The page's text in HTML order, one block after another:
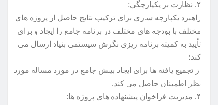
۳. نظارت بر یکپارچگی:
راهبرد یکپارچه سازی برای ترکیب نتایج حاصل از پروژه های
مختلف با بودجه های مختلف در برنامه جامع را ایجاد و برای
تأیید به کمیته برنامه ریزی نگرش سیستمی بنیاد ارسال می
کند؛
از تجمیع یافته ها برای ایجاد بینش جامع در مورد مساله مورد
نظر اطمینان حاصل می کند.
۴. مدیریت فراخوان پیشنهاده های پروژه ها: